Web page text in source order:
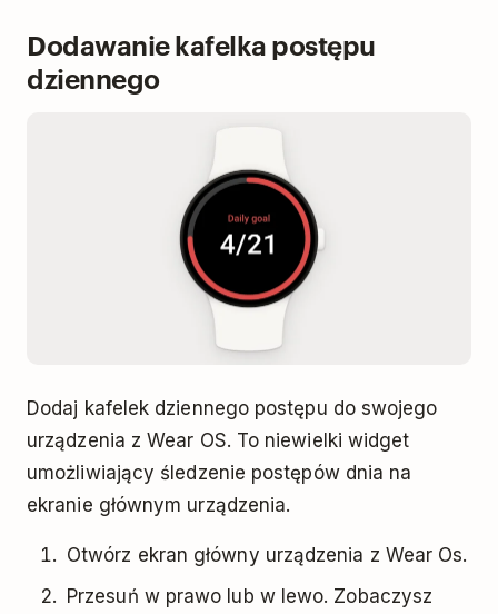
Dodawanie kafelka postępu
dziennego
Dodaj kafelek dziennego postępu do swojego
urządzenia z Wear OS. To niewielki widget
umożliwiający śledzenie postępów dnia na
ekranie głównym urządzenia.
Otwórz ekran główny urządzenia z Wear Os.
Przesuń w prawo lub w lewo. Zobaczysz